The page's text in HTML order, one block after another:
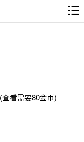
(查看需要80金币)